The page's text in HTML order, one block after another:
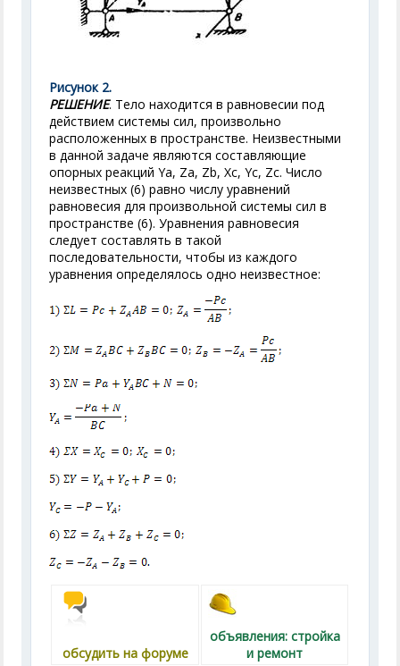
Рисунок 2.
РЕШЕНИЕ. Тело находится в равновесии под
действием системы сил, произвольно
расположенных в пространстве. Неизвестными
в данной задаче являются составляющие
опорных реакций Ya, Za, Zb, Хс, Yс, Zc. Число
неизвестных (6) равно числу уравнений
равновесия для произвольной системы сил в
пространстве (6). Уравнения равновесия
следует составлять в такой
последовательности, чтобы из каждого
уравнения определялось одно неизвестное:
обсудить на форуме
объявления: стройка
и ремонт